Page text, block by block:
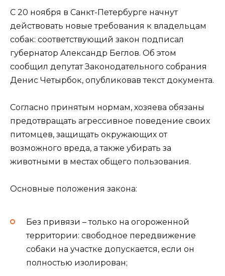
С 20 ноября в Санкт-Петербурге начнут
действовать новые требования к владельцам
собак: соответствующий закон подписал
губернатор Александр Беглов. Об этом
сообщил депутат Законодательного собрания
Денис Четырбок, опубликовав текст документа.
Согласно принятым нормам, хозяева обязаны
предотвращать агрессивное поведение своих
питомцев, защищать окружающих от
возможного вреда, а также убирать за
животными в местах общего пользования.
Основные положения закона:
Без привязи – только на огороженной
территории: свободное передвижение
собаки на участке допускается, если он
полностью изолирован;